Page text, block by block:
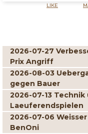
LIKE
2026-07-27
Prix Angriff
2026-08-03
gegen Bauer
2026-07-13
Laeuferendspielen
2026-07-06
BenOni